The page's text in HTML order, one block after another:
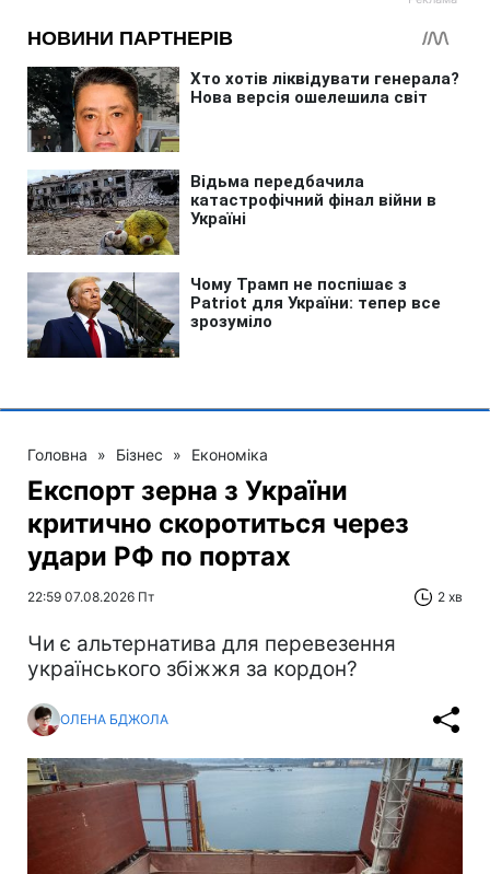
Головна » Бізнес » Економіка
Експорт зерна з України
критично скоротиться через
удари РФ по портах
22:59 07.08.2026 Пт 2 хв
Чи є альтернатива для перевезення
українського збіжжя за кордон?
ОЛЕНА БДЖОЛА